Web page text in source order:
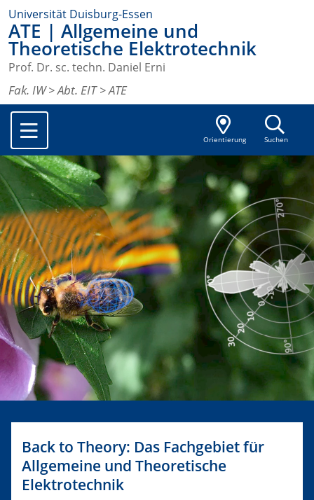
Universität Duisburg-Essen
ATE | Allgemeine und
Theoretische Elektrotechnik
Prof. Dr. sc. techn. Daniel Erni
Fak. IW >Abt. EIT > ATE
Orientierung Suchen
Back to Theory: Das Fachgebiet für
Allgemeine und Theoretische
Elektrotechnik